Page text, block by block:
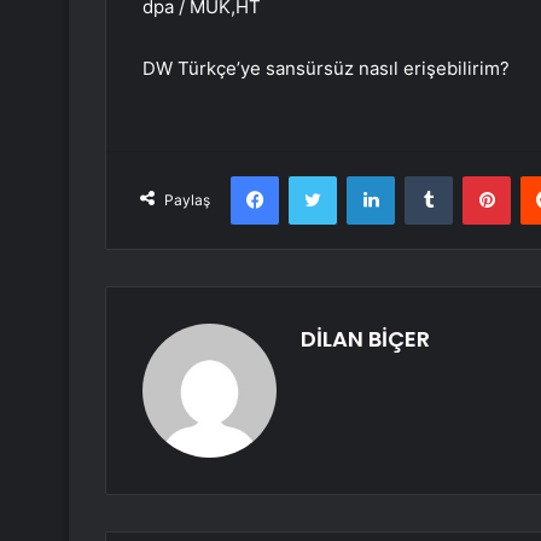
dpa / MUK,HT
DW Türkçe’ye sansürsüz nasıl erişebilirim?
Paylaş
FacebookTwitter LinkedInTumblr
DİLAN BİÇER